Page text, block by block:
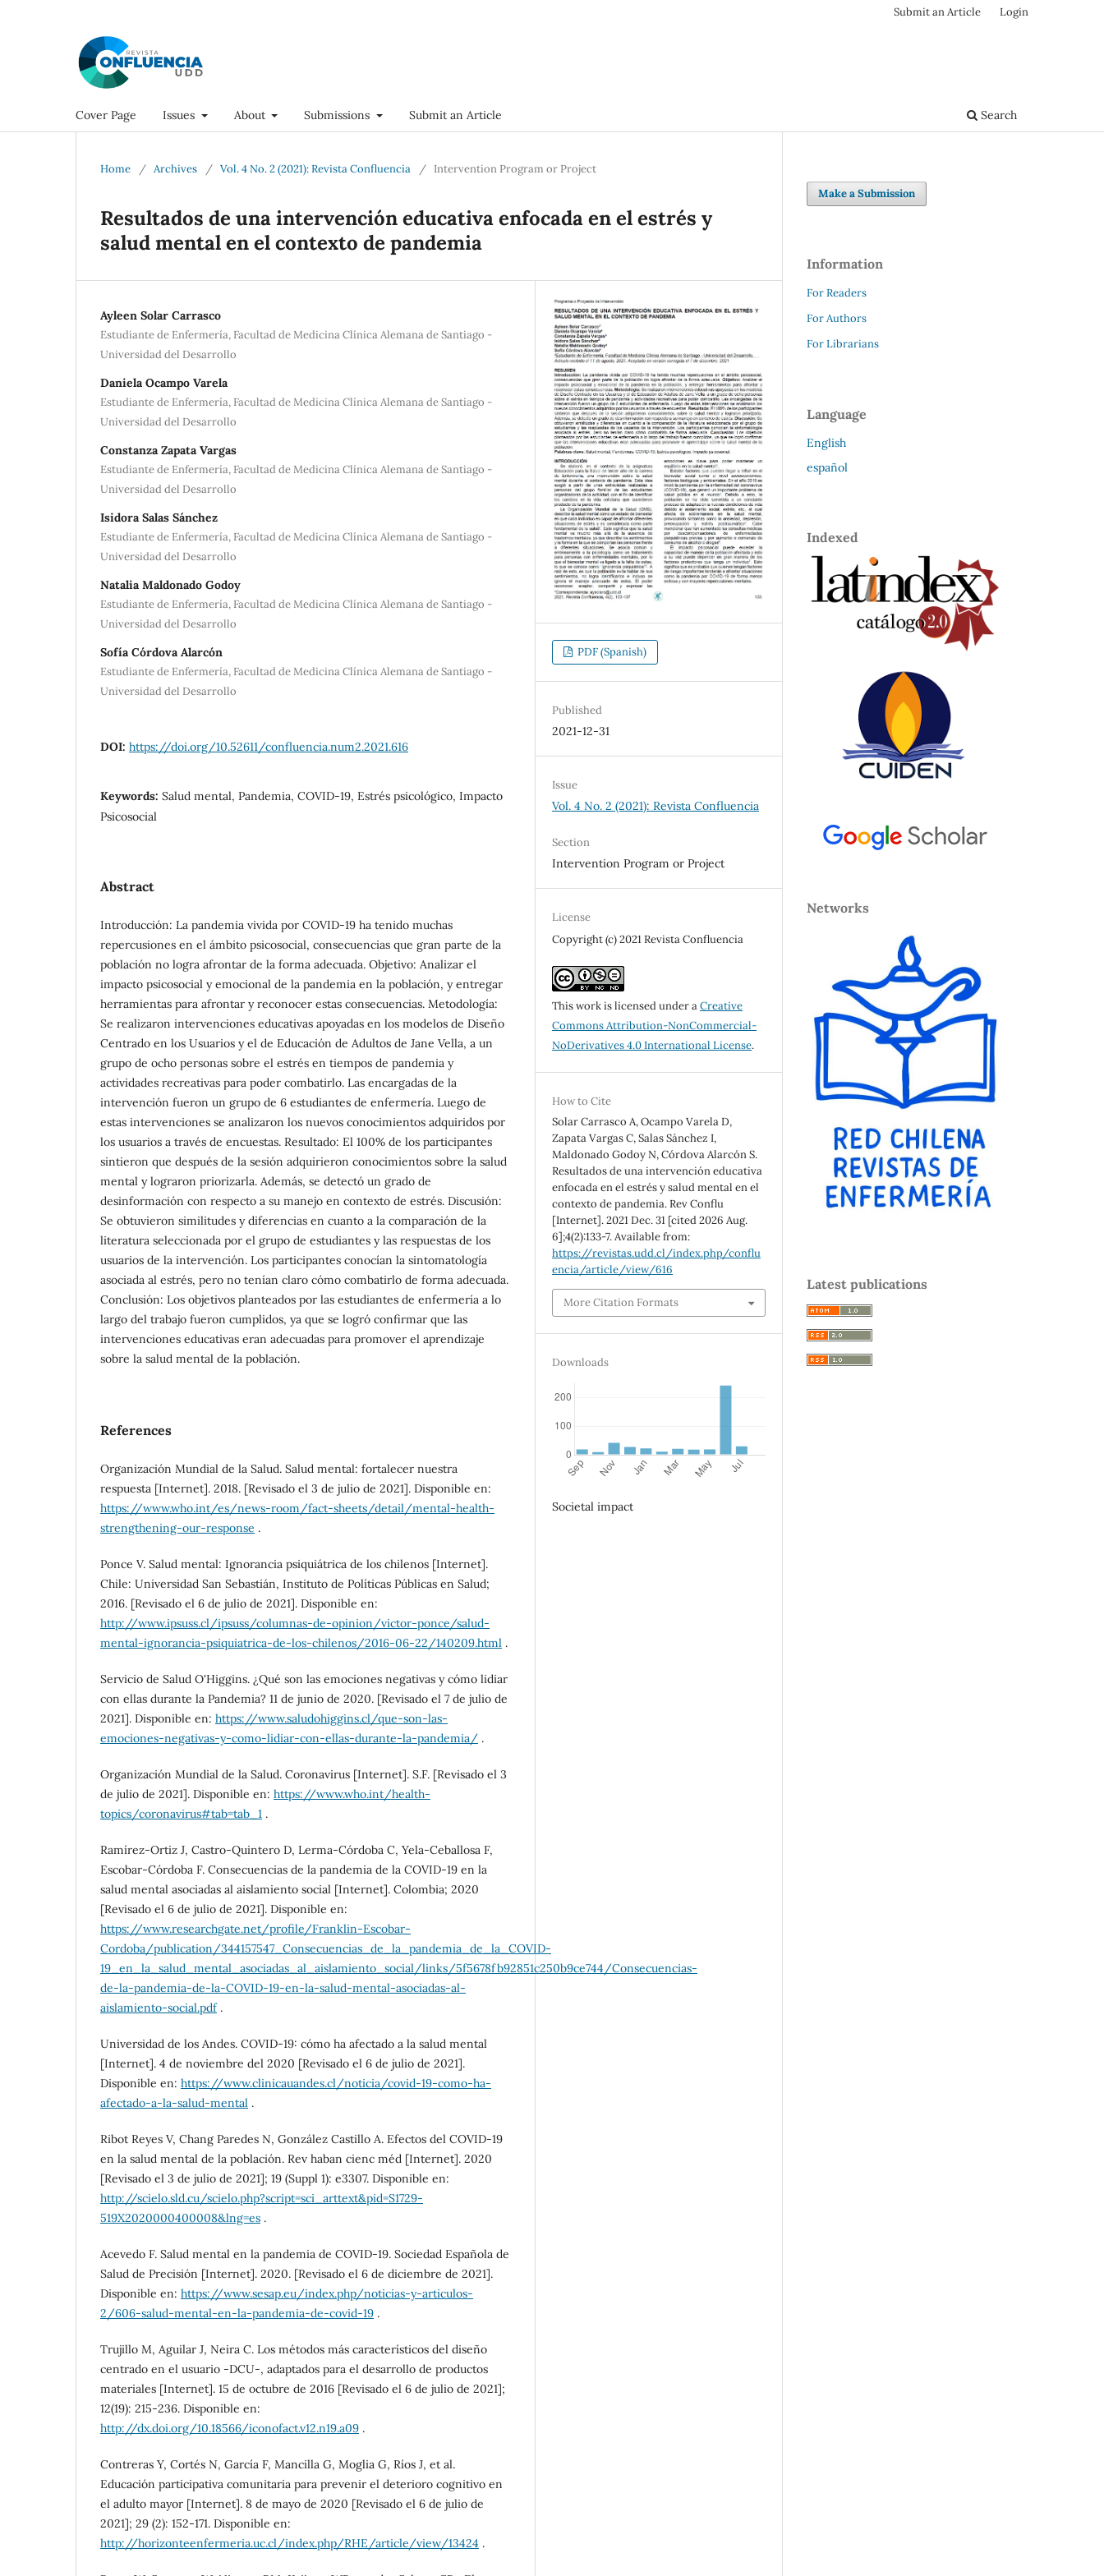
Cover Page Issues About Submissions Submit an Article Search
Submit an Article Login
Home / Archives / Vol. 4 No. 2 (2021): Revista Confluencia / Intervention Program or Project
Resultados de una intervención educativa enfocada en el estrés y
salud mental en el contexto de pandemia
Ayleen Solar Carrasco
Estudiante de Enfermería, Facultad de Medicina Clínica Alemana de Santiago -
Universidad del Desarrollo
Daniela Ocampo Varela
Estudiante de Enfermería, Facultad de Medicina Clínica Alemana de Santiago -
Universidad del Desarrollo
Constanza Zapata Vargas
Estudiante de Enfermería, Facultad de Medicina Clínica Alemana de Santiago -
Universidad del Desarrollo
Isidora Salas Sánchez
Estudiante de Enfermería, Facultad de Medicina Clínica Alemana de Santiago -
Universidad del Desarrollo
Natalia Maldonado Godoy
Estudiante de Enfermería, Facultad de Medicina Clínica Alemana de Santiago -
Universidad del Desarrollo
Sofía Córdova Alarcón
Estudiante de Enfermería, Facultad de Medicina Clínica Alemana de Santiago -
Universidad del Desarrollo
DOI: https://doi.org/10.52611/confluencia.num2.2021.616
Keywords: Salud mental, Pandemia, COVID-19, Estrés psicológico, Impacto
Psicosocial
Abstract
Introducción: La pandemia vivida por COVID-19 ha tenido muchas
repercusiones en el ámbito psicosocial, consecuencias que gran parte de la
población no logra afrontar de la forma adecuada. Objetivo: Analizar el
impacto psicosocial y emocional de la pandemia en la población, y entregar
herramientas para afrontar y reconocer estas consecuencias. Metodología:
Se realizaron intervenciones educativas apoyadas en los modelos de Diseño
Centrado en los Usuarios y el de Educación de Adultos de Jane Vella, a un
grupo de ocho personas sobre el estrés en tiempos de pandemia y
actividades recreativas para poder combatirlo. Las encargadas de la
intervención fueron un grupo de 6 estudiantes de enfermería. Luego de
estas intervenciones se analizaron los nuevos conocimientos adquiridos por
los usuarios a través de encuestas. Resultado: El 100% de los participantes
sintieron que después de la sesión adquirieron conocimientos sobre la salud
mental y lograron priorizarla. Además, se detectó un grado de
desinformación con respecto a su manejo en contexto de estrés. Discusión:
Se obtuvieron similitudes y diferencias en cuanto a la comparación de la
literatura seleccionada por el grupo de estudiantes y las respuestas de los
usuarios de la intervención. Los participantes conocían la sintomatología
asociada al estrés, pero no tenían claro cómo combatirlo de forma adecuada.
Conclusión: Los objetivos planteados por las estudiantes de enfermería a lo
largo del trabajo fueron cumplidos, ya que se logró confirmar que las
intervenciones educativas eran adecuadas para promover el aprendizaje
sobre la salud mental de la población.
References
Organización Mundial de la Salud. Salud mental: fortalecer nuestra
respuesta [Internet]. 2018. [Revisado el 3 de julio de 2021]. Disponible en:
https://www.who.int/es/news-room/fact-sheets/detail/mental-health-
strengthening-our-response .
Ponce V. Salud mental: Ignorancia psiquiátrica de los chilenos [Internet].
Chile: Universidad San Sebastián, Instituto de Políticas Públicas en Salud;
2016. [Revisado el 6 de julio de 2021]. Disponible en:
http://www.ipsuss.cl/ipsuss/columnas-de-opinion/victor-ponce/salud-
mental-ignorancia-psiquiatrica-de-los-chilenos/2016-06-22/140209.html .
Servicio de Salud O'Higgins. ¿Qué son las emociones negativas y cómo lidiar
con ellas durante la Pandemia? 11 de junio de 2020. [Revisado el 7 de julio de
2021]. Disponible en: https://www.saludohiggins.cl/que-son-las-
emociones-negativas-y-como-lidiar-con-ellas-durante-la-pandemia/ .
Organización Mundial de la Salud. Coronavirus [Internet]. S.F. [Revisado el 3
de julio de 2021]. Disponible en: https://www.who.int/health-
topics/coronavirus#tab=tab_1 .
Ramírez-Ortiz J, Castro-Quintero D, Lerma-Córdoba C, Yela-Ceballosa F,
Escobar-Córdoba F. Consecuencias de la pandemia de la COVID-19 en la
salud mental asociadas al aislamiento social [Internet]. Colombia; 2020
[Revisado el 6 de julio de 2021]. Disponible en:
https://www.researchgate.net/profile/Franklin-Escobar-
Cordoba/publication/344157547_Consecuencias_de_la_pandemia_de_la_COVID-
19_en_la_salud_mental_asociadas_al_aislamiento_social/links/5f5678fb92851c250b9ce744/Consecuencias-
de-la-pandemia-de-la-COVID-19-en-la-salud-mental-asociadas-al-
aislamiento-social.pdf.
Universidad de los Andes. COVID-19: cómo ha afectado a la salud mental
[Internet]. 4 de noviembre del 2020 [Revisado el 6 de julio de 2021].
Disponible en: https://www.clinicauandes.cl/noticia/covid-19-como-ha-
afectado-a-la-salud-mental .
Ribot Reyes V, Chang Paredes N, González Castillo A. Efectos del COVID-19
en la salud mental de la población. Rev haban cienc méd [Internet]. 2020
[Revisado el 3 de julio de 2021]; 19 (Suppl 1): e3307. Disponible en:
http://scielo.sld.cu/scielo.php?script=sci_arttext&pid=S1729-
519X2020000400008&lng=es .
Acevedo F. Salud mental en la pandemia de COVID-19. Sociedad Española de
Salud de Precisión [Internet]. 2020. [Revisado el 6 de diciembre de 2021].
Disponible en: https://www.sesap.eu/index.php/noticias-y-articulos-
2/606-salud-mental-en-la-pandemia-de-covid-19 .
Trujillo M, Aguilar J, Neira C. Los métodos más característicos del diseño
centrado en el usuario -DCU-, adaptados para el desarrollo de productos
materiales [Internet]. 15 de octubre de 2016 [Revisado el 6 de julio de 2021];
12(19): 215-236. Disponible en:
http://dx.doi.org/10.18566/iconofact.v12.n19.a09 .
Contreras Y, Cortés N, García F, Mancilla G, Moglia G, Ríos J, et al.
Educación participativa comunitaria para prevenir el deterioro cognitivo en
el adulto mayor [Internet]. 8 de mayo de 2020 [Revisado el 6 de julio de
2021]; 29 (2): 152-171. Disponible en:
http://horizonteenfermeria.uc.cl/index.php/RHE/article/view/13424 .
PDF (Spanish)
Published
2021-12-31
Issue
Vol. 4 No. 2 (2021): Revista Confluencia
Section
Intervention Program or Project
License
Copyright (c) 2021 Revista Confluencia
This work is licensed under aCreative
Commons Attribution-NonCommercial-
NoDerivatives 4.0 International License.
How to Cite
Solar Carrasco A, Ocampo Varela D,
Zapata Vargas C, Salas Sánchez I,
Maldonado Godoy N, Córdova Alarcón S.
Resultados de una intervención educativa
enfocada en el estrés y salud mental en el
contexto de pandemia. Rev Conflu
[Internet]. 2021 Dec. 31 [cited 2026 Aug.
6];4(2):133-7. Available from:
https://revistas.udd.cl/index.php/conflu
encia/article/view/616
More Citation Formats
Downloads
Societal impact
Make a Submission
Information
For Readers
For Authors
For Librarians
Language
English
español
Indexed
Networks
Latest publications